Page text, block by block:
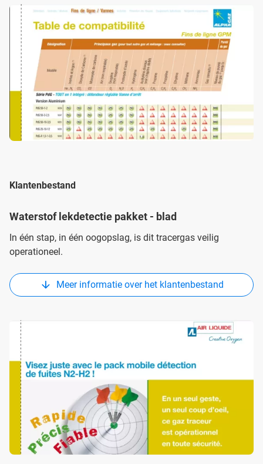
Klantenbestand
Waterstof lekdetectie pakket - blad
In één stap, in één oogopslag, is dit tracergas veilig
operationeel.
Meer informatie over het klantenbestand